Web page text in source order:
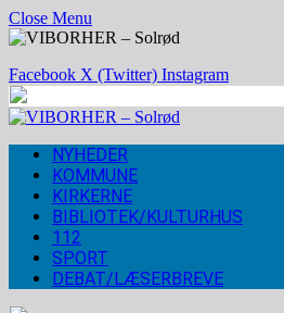
Close Menu
Facebook X (Twitter) Instagram
NYHEDER
KOMMUNE
KIRKERNE
BIBLIOTEK/KULTURHUS
112
SPORT
DEBAT/LÆSERBREVE